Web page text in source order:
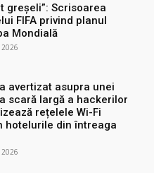
greșeli”: Scrisoarea
FIFA privind planul
Mondială
avertizat asupra unei
scară largă a hackerilor
rețelele Wi-Fi
hotelurile din întreaga